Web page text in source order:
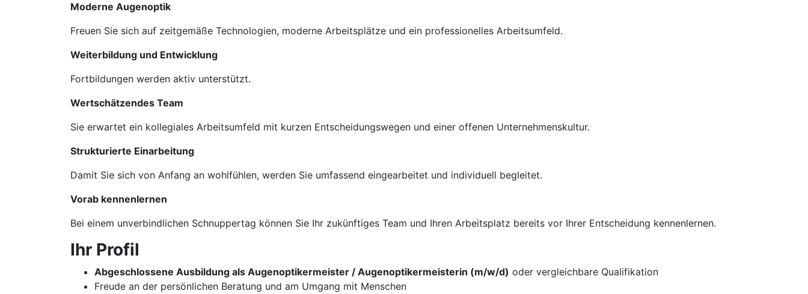
Moderne Augenoptik
Freuen Sie sich auf zeitgemäße Technologien, moderne Arbeitsplätze und ein professionelles Arbeitsumfeld.
Weiterbildung und Entwicklung
Fortbildungen werden aktiv unterstützt.
Wertschätzendes Team
Sie erwartet ein kollegiales Arbeitsumfeld mit kurzen Entscheidungswegen und einer offenen Unternehmenskultur.
Strukturierte Einarbeitung
Damit Sie sich von Anfang an wohlfühlen, werden Sie umfassend eingearbeitet und individuell begleitet.
Vorab kennenlernen
Bei einem unverbindlichen Schnuppertag können Sie Ihr zukünftiges Team und Ihren Arbeitsplatz bereits vor Ihrer Entscheidung kennenlernen.
Ihr Profil
Abgeschlossene Ausbildung als Augenoptikermeister / Augenoptikermeisterin (m/w/d) oder vergleichbare Qualifikation
Freude an der persönlichen Beratung und am Umgang mit Menschen